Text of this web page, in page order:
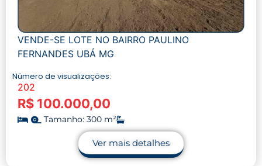
VENDE-SE LOTE NO BAIRRO PAULINO
FERNANDES UBÁ MG
Número de visualizações:
202
R$ 100.000,00
Tamanho: 300 m²
Ver mais detalhes